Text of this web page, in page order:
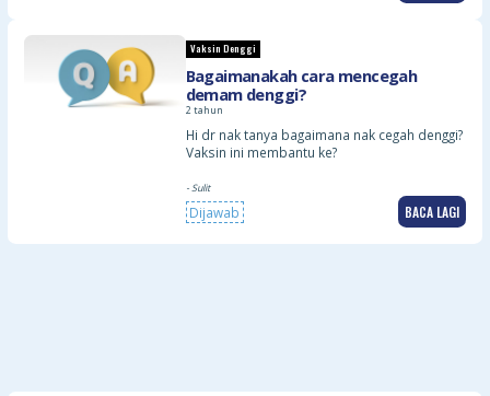
Vaksin Denggi
Bagaimanakah cara mencegah
demam denggi?
2 tahun
Hi dr nak tanya bagaimana nak cegah denggi?
Vaksin ini membantu ke?
- Sulit
Dijawab BACA LAGI